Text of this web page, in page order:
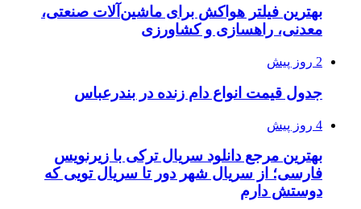
بهترین فیلتر هواکش برای ماشین‌آلات صنعتی،
معدنی، راهسازی و کشاورزی
2 روز پیش
جدول قیمت انواع دام زنده در بندرعباس
4 روز پیش
بهترین مرجع دانلود سریال ترکی با زیرنویس
فارسی؛ از سریال شهر دور تا سریال تویی که
دوستش دارم